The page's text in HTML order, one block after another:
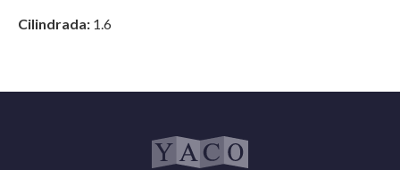
Cilindrada: 1.6